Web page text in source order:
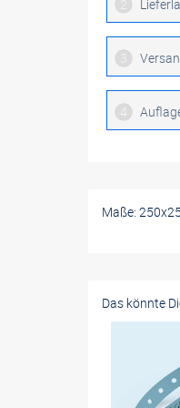
2
3
4
50 Stück
250
400 Stück
Maße:
Das könnte